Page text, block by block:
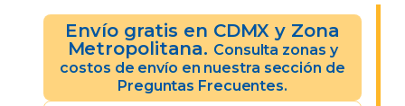
Envío gratis en CDMX y Zona
Metropolitana. Consulta zonas y
costos de envío en nuestra sección de
Preguntas Frecuentes.